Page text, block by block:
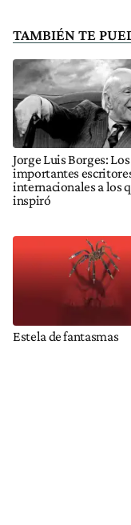
TAMBIÉN TE
Jorge Luis Borges:
importantes
internacionales a los
inspiró
Estela de fantasmas